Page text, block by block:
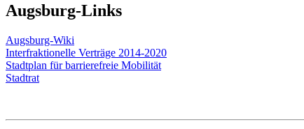
Augsburg-Links
Augsburg-Wiki
Interfraktionelle Verträge 2014-2020
Stadtplan für barrierefreie Mobilität
Stadtrat